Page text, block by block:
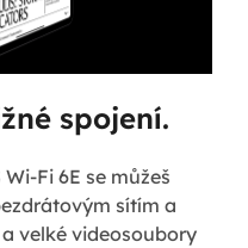
spojení.
Fi 6E se můžeš
sítím a
velké videosoubory